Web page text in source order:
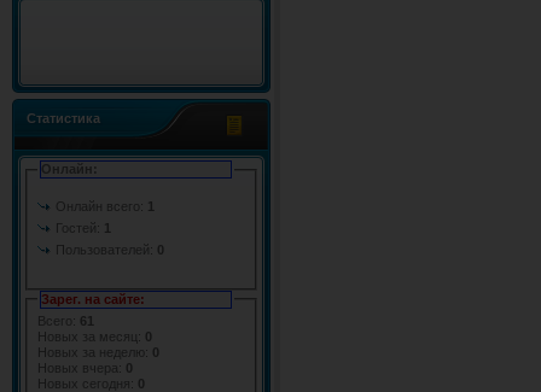
Статистика
Онлайн:
Онлайн всего: 1
Гостей: 1
Пользователей: 0
Зарег. на сайте:
Всего: 61
Новых за месяц: 0
Новых за неделю: 0
Новых вчера: 0
Новых сегодня: 0